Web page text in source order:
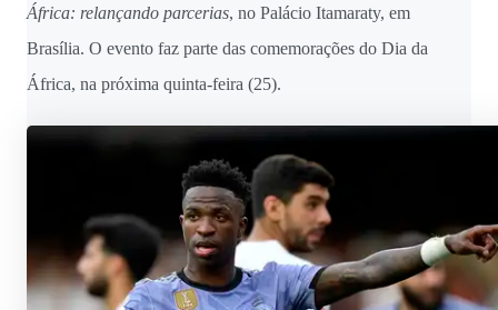
África: relançando parcerias, no Palácio Itamaraty, em
Brasília. O evento faz parte das comemorações do Dia da
África, na próxima quinta-feira (25).
envolver em uma
confusão